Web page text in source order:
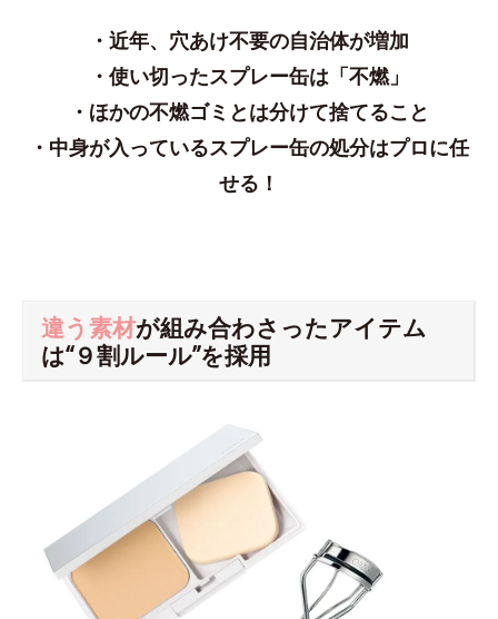
・近年、穴あけ不要の自治体が増加
・使い切ったスプレー缶は「不燃」
・ほかの不燃ゴミとは分けて捨てること
・中身が入っているスプレー缶の処分はプロに任
せる！
違う素材が組み合わさったアイテム
は“９割ルール”を採用